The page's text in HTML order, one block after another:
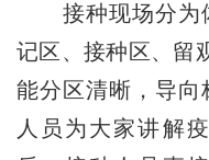
接种现场分为
记区、接种区、留
能分区清晰，导向
人员为大家讲解